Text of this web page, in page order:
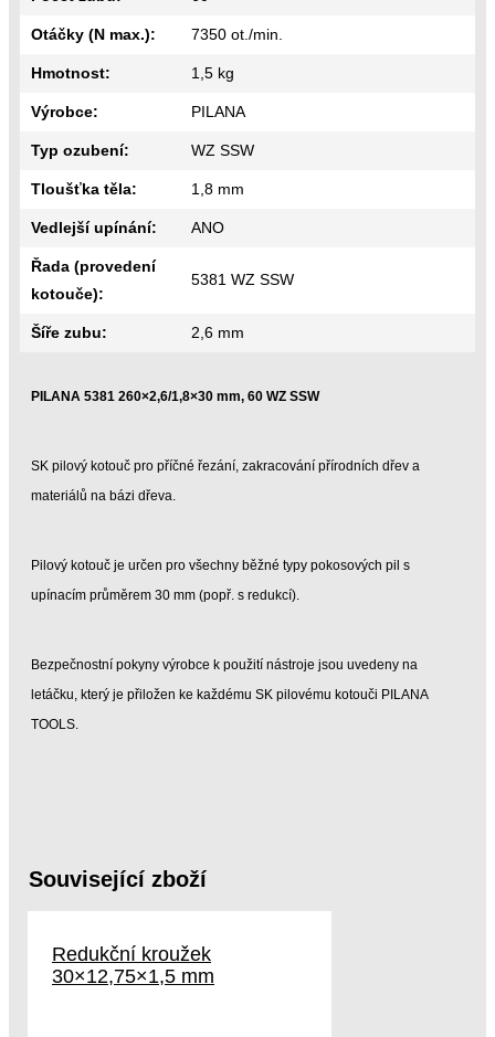
Otáčky (N max.): 7350 ot./min.
Hmotnost: 1,5 kg
Výrobce: PILANA
Typ ozubení: WZ SSW
Tloušťka těla: 1,8 mm
Vedlejší upínání: ANO
Řada (provedení
kotouče):
5381 WZ SSW
Šíře zubu: 2,6 mm
PILANA 5381 260×2,6/1,8×30 mm, 60 WZ SSW
SK pilový kotouč pro příčné řezání, zakracování přírodních dřev a
materiálů na bázi dřeva.
Pilový kotouč je určen pro všechny běžné typy pokosových pil s
upínacím průměrem 30 mm (popř. s redukcí).
Bezpečnostní pokyny výrobce k použití nástroje jsou uvedeny na
letáčku, který je přiložen ke každému SK pilovému kotouči PILANA
TOOLS.
Související zboží
Redukční kroužek
30×12,75×1,5 mm